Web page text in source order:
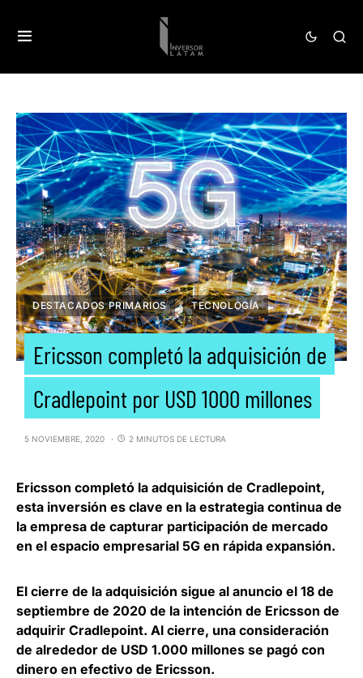
DESTACADOS PRIMARIOS TECNOLOGÍA
Ericsson completó la adquisición de
Cradlepoint por USD 1000 millones
5 NOVIEMBRE, 2020 2 MINUTOS DE LECTURA
Ericsson completó la adquisición de Cradlepoint,
esta inversión es clave en la estrategia continua de
la empresa de capturar participación de mercado
en el espacio empresarial 5G en rápida expansión.
El cierre de la adquisición sigue al anuncio el 18 de
septiembre de 2020 de la intención de Ericsson de
adquirir Cradlepoint. Al cierre, una consideración
de alrededor de USD 1.000 millones se pagó con
dinero en efectivo de Ericsson.